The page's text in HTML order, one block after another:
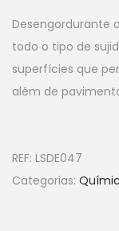
Desengordurante
todo o tipo de
superfícies que
além de
REF: LSDE047
Categorias: